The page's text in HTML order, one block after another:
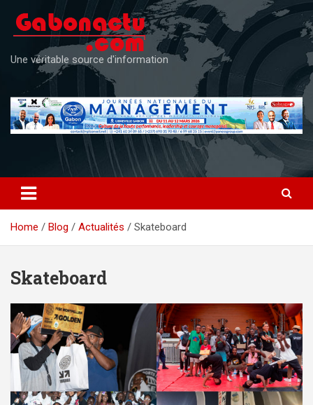
content
Une véritable source d'information
Home Blog Actualités Skateboard
Skateboard